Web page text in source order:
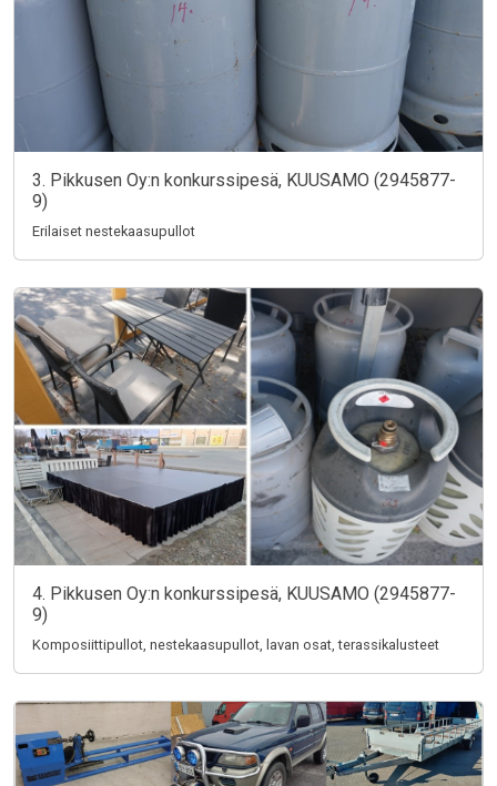
3. Pikkusen Oy:n konkurssipesä, KUUSAMO (2945877-
9)
Erilaiset nestekaasupullot
4. Pikkusen Oy:n konkurssipesä, KUUSAMO (2945877-
9)
Komposiittipullot, nestekaasupullot, lavan osat, terassikalusteet